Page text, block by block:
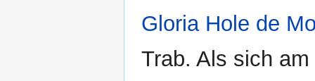
Gloria Hole de
Trab. Als sich